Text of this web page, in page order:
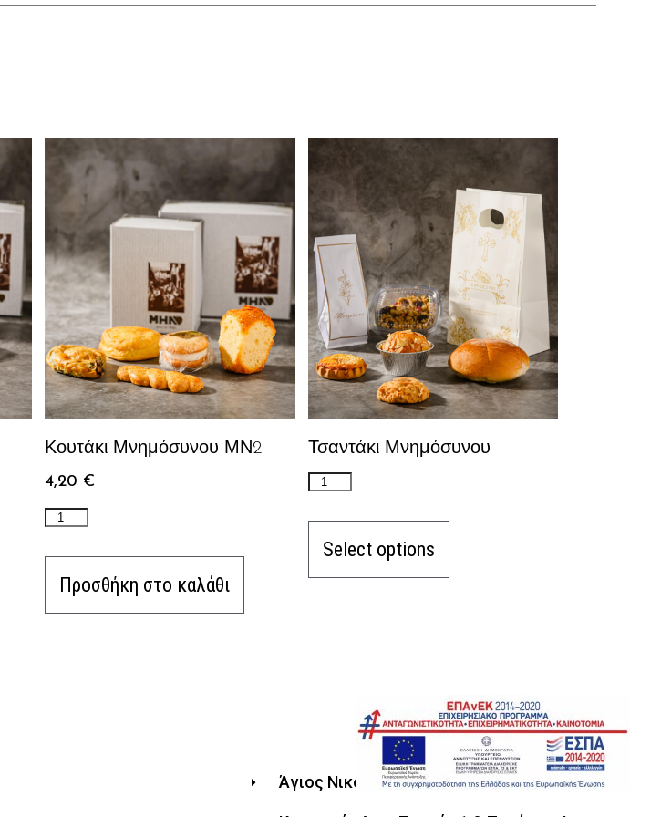
Κουτάκι Μνημόσυνου ΜΝ2
4,20 €
Προσθήκη στο καλάθι
Τσαντάκι Μνημόσυνου
Select options
Άγιος Νικόλαος Κρήτης 721 00